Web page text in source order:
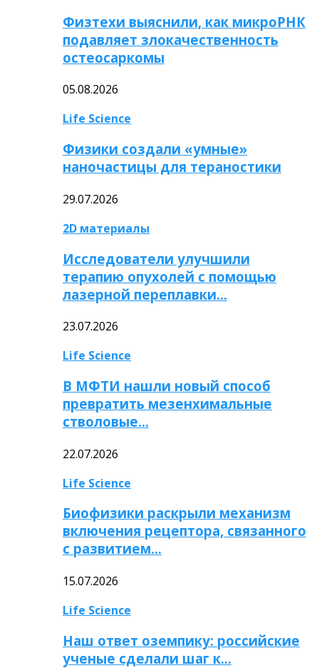
Физтехи выяснили, как микроРНК
подавляет злокачественность
остеосаркомы
05.08.2026
Life Science
Физики создали «умные»
наночастицы для тераностики
29.07.2026
2D материалы
Исследователи улучшили
терапию опухолей с помощью
лазерной переплавки…
23.07.2026
Life Science
В МФТИ нашли новый способ
превратить мезенхимальные
стволовые…
22.07.2026
Life Science
Биофизики раскрыли механизм
включения рецептора, связанного
с развитием…
15.07.2026
Life Science
Наш ответ оземпику: российские
ученые сделали шаг к…